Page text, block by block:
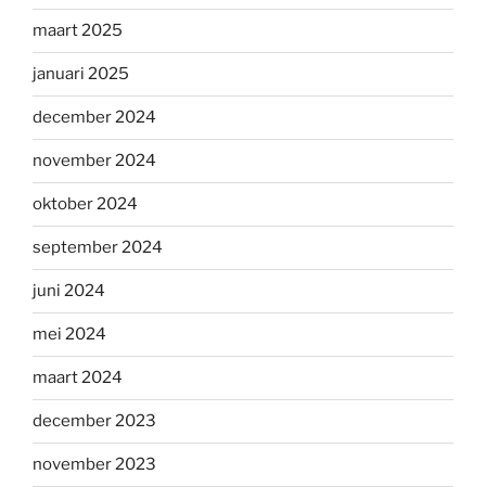
maart 2025
januari 2025
december 2024
november 2024
oktober 2024
september 2024
juni 2024
mei 2024
maart 2024
december 2023
november 2023